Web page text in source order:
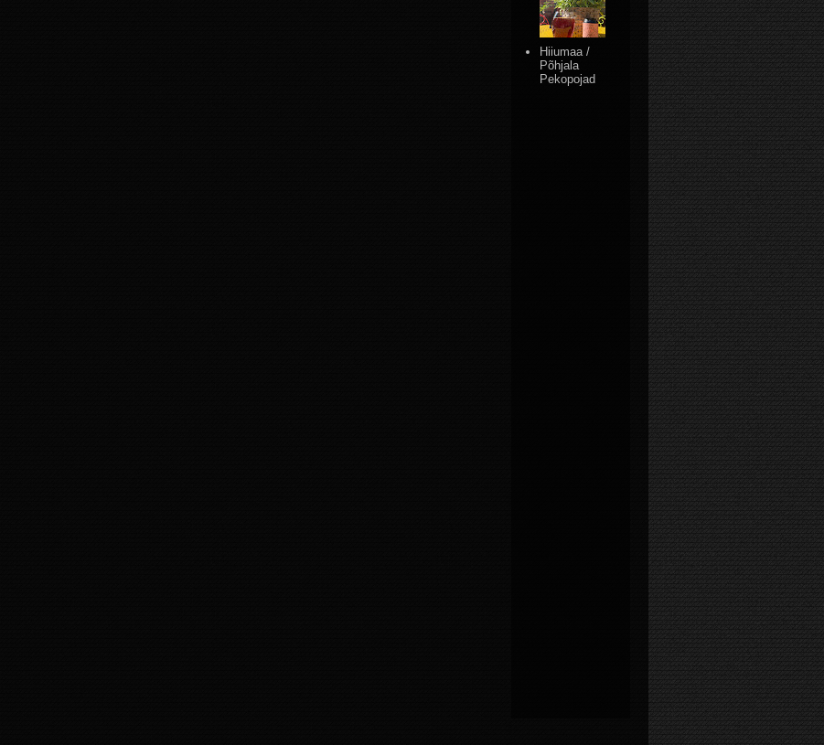
Hiiumaa /
Põhjala
Pekopojad